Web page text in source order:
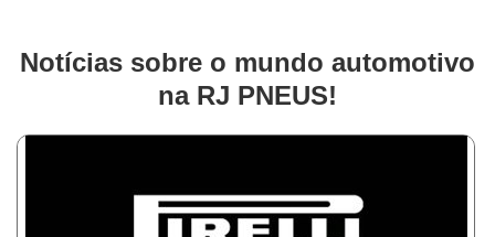
Notícias sobre o mundo automotivo
na RJ PNEUS!